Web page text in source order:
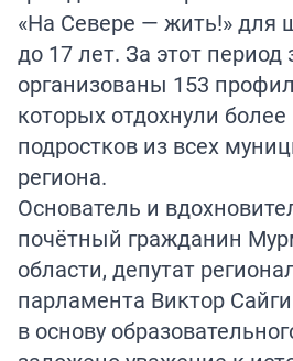
«На Севере — жить!» для
до 17 лет. За этот период
организованы 153
которых отдохнули
подростков из всех
региона.
Основатель и
почётный гражданин
области, депутат
парламента Виктор
в основу